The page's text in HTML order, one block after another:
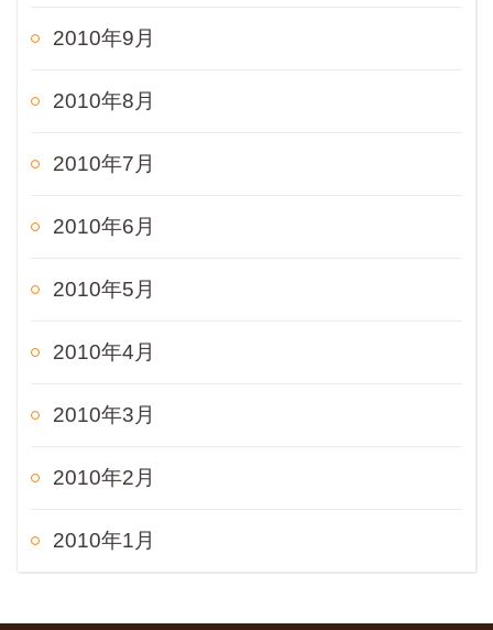
2010年9月
2010年8月
2010年7月
2010年6月
2010年5月
2010年4月
2010年3月
2010年2月
2010年1月